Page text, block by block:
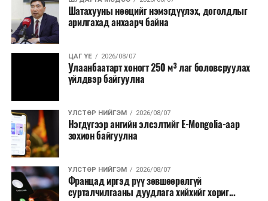
болон арилжааны банкуудтай хамтран стратегийн
бүтээгдэхүүний нөөц бүрдүүлэх, хадгалах, түгээх,
борлуулах бүх шатанд цахим төлбөрийн баримт
үйлдэж, бүртгэлийг ил тод болгох юм.
2026 оны намар бэлтгэж, 2027 оны хавар худалдаанд
Засаг дарга Б.Пүрэвдагваг онцгойлон анхаарч
ажиллахыг Ерөнхий сайд үүрэг болгожээ.
Нөөцийн махыг цахим системд бүртгэснээр мах
бэлтгэлийн явц, нөөцийн үлдэгдэл ил тод болно. Мөн
хөнгөлөлттэй зээлийг зориулалтын бусаар ашиглах
явдлыг таслан зогсоох, хүртээмжийг нэмэгдүүлэх,
Шатахууны нөөцийг нэмэгдүүлэх, доголдлыг
арилгахад анхаарч байна
ЦАГ ҮЕ 2026/08/07
Улаанбаатарт хоногт 250 м³ лаг боловсруулах
үйлдвэр байгуулна
УЛСТӨР НИЙГЭМ 2026/08/07
Нэгдүгээр ангийн элсэлтийг E-Mongolia-аар
зохион байгуулна
УЛСТӨР НИЙГЭМ 2026/08/07
Францад иргэд рүү зөвшөөрөлгүй
сурталчилгааны дуудлага хийхийг хориг...